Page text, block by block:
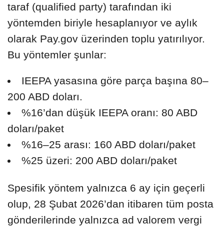
taraf (qualified party) tarafından iki
yöntemden biriyle hesaplanıyor ve aylık
olarak Pay.gov üzerinden toplu yatırılıyor.
Bu yöntemler şunlar:
IEEPA yasasına göre parça başına 80–
200 ABD doları.
%16’dan düşük IEEPA oranı: 80 ABD
doları/paket
%16–25 arası: 160 ABD doları/paket
%25 üzeri: 200 ABD doları/paket
Spesifik yöntem yalnızca 6 ay için geçerli
olup, 28 Şubat 2026’dan itibaren tüm posta
gönderilerinde yalnızca ad valorem vergi